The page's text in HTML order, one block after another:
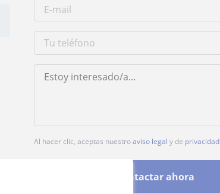
Al hacer clic, aceptas nuestroaviso legal y de privacidad
Contactar ahora